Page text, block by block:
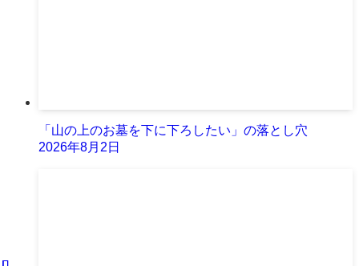
「山の上のお墓を下に下ろしたい」の落とし穴
2026年8月2日